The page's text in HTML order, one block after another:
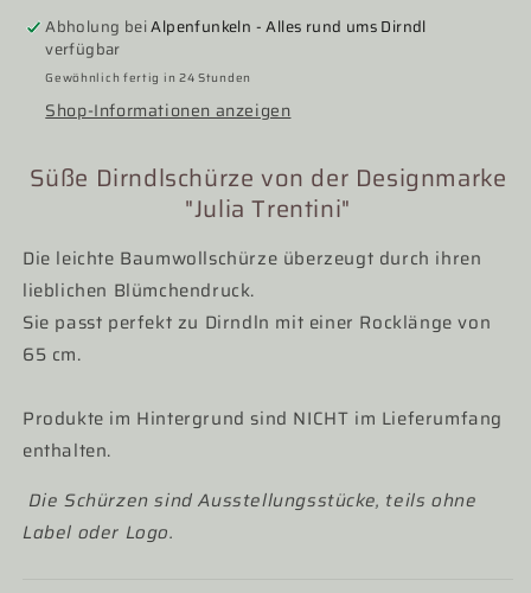
1
1
Abholung beiAlpenfunkeln - Alles rund ums Dirndl
verfügbar
Gewöhnlich fertig in 24 Stunden
Shop-Informationen anzeigen
Süße Dirndlschürze von der Designmarke
"Julia Trentini"
Die leichte Baumwollschürze überzeugt durch ihren
lieblichen Blümchendruck.
Sie passt perfekt zu Dirndln mit einer Rocklänge von
65 cm.
Produkte im Hintergrund sind NICHT im Lieferumfang
enthalten.
Die Schürzen sind Ausstellungsstücke, teils ohne
Label oder Logo.